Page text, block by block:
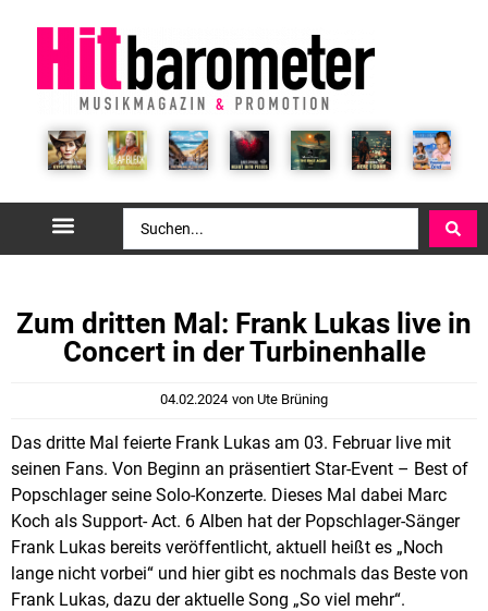
Zum dritten Mal: Frank Lukas live in
Concert in der Turbinenhalle
04.02.2024 von Ute Brüning
Das dritte Mal feierte Frank Lukas am 03. Februar live mit
seinen Fans. Von Beginn an präsentiert Star-Event – Best of
Popschlager seine Solo-Konzerte. Dieses Mal dabei Marc
Koch als Support- Act. 6 Alben hat der Popschlager-Sänger
Frank Lukas bereits veröffentlicht, aktuell heißt es „Noch
lange nicht vorbei“ und hier gibt es nochmals das Beste von
Frank Lukas, dazu der aktuelle Song „So viel mehr“.